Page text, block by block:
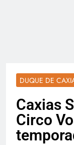
DUQUE DE
Caxias
Circo